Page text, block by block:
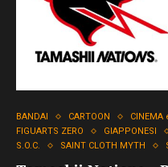
BANDAI CARTOON CINEMA
FIGUARTS ZERO
GIAPPONESI
S.O.C.
SAINT CLOTH MYTH